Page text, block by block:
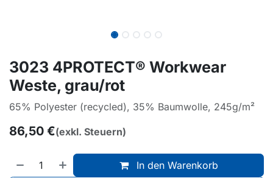
3023 4PROTECT® Workwear
Weste, grau/rot
65% Polyester (recycled), 35% Baumwolle, 245g/m²
86,50 €(exkl. Steuern)
In den Warenkorb